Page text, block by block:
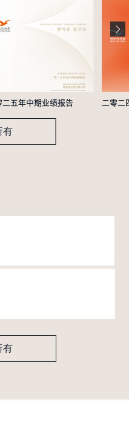
二五年中期业绩报告 二零二
有
有